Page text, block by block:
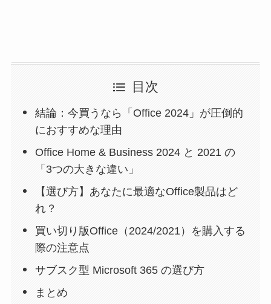
目次
結論：今買うなら「Office 2024」が圧倒的
におすすめな理由
Office Home & Business 2024 と 2021 の
「3つの大きな違い」
【選び方】あなたに最適なOffice製品はど
れ？
買い切り版Office（2024/2021）を購入する
際の注意点
サブスク型 Microsoft 365 の選び方
まとめ